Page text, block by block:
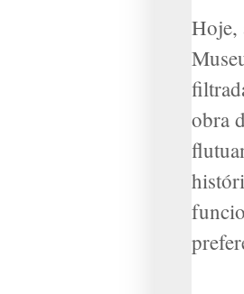
Hoje,
obra